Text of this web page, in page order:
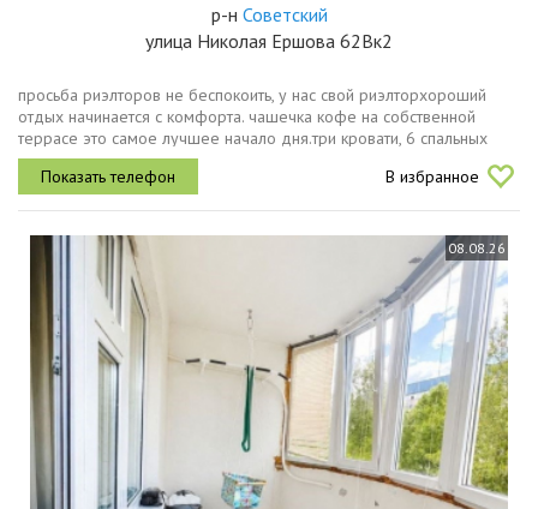
р-н Советский
улица Николая Ершова 62Вк2
просьба риэлторов не беспокоить, у нас свой риэлторхороший
отдых начинается с комфорта. чашечка кофе на собственной
террасе это самое лучшее начало дня.три кровати, 6 спальных
мест двуспальная кровать с ортопедическим матрасом, огромный
диван и...
В избранное
08.08.26